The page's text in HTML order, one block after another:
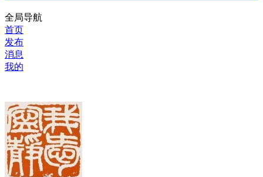
全局导航
首页
发布
消息
我的